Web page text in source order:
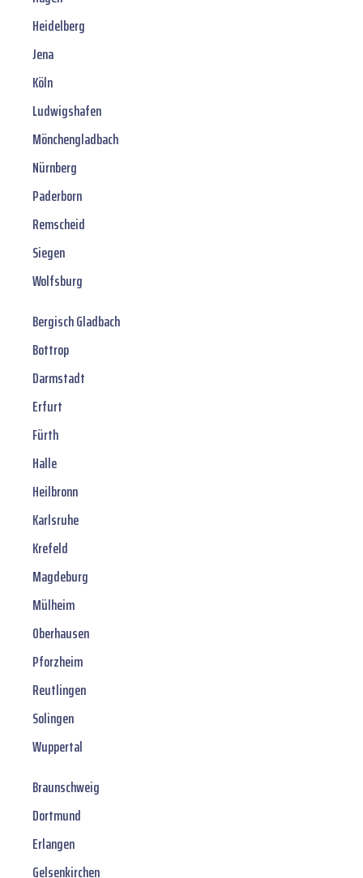
Heidelberg
Jena
Köln
Ludwigshafen
Mönchengladbach
Nürnberg
Paderborn
Remscheid
Siegen
Wolfsburg
Bergisch Gladbach
Bottrop
Darmstadt
Erfurt
Fürth
Halle
Heilbronn
Karlsruhe
Krefeld
Magdeburg
Mülheim
Oberhausen
Pforzheim
Reutlingen
Solingen
Wuppertal
Braunschweig
Dortmund
Erlangen
Gelsenkirchen